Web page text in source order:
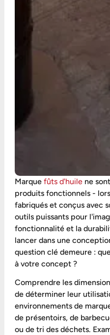
Marquefûts d'huile ne
produits fonctionnels -
fabriqués et conçus avec
outils puissants pour
fonctionnalité et la
lancer dans une
question clé demeure :
à votre concept ?
Comprendre les
de déterminer leur
environnements de
de présentoirs, de
ou de tri des déchets.